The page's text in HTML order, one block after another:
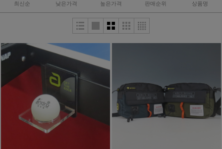
최신순 낮은가격 높은가격 판매순위 상품명